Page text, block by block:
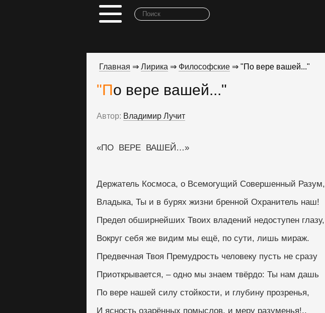
Главная ⇒ Лирика ⇒ Философские ⇒ "По вере вашей..."
"По вере вашей..."
Автор: Владимир Лучит
«ПО  ВЕРЕ  ВАШЕЙ…»
Держатель Космоса, о Всемогущий Совершенный Разум,
Владыка, Ты и в бурях жизни бренной Охранитель наш!
Предел обширнейших Твоих владений недоступен глазу,
Вокруг себя же видим мы ещё, по сути, лишь мираж.
Предвечная Твоя Премудрость человеку пусть не сразу
Приоткрывается, – одно мы знаем твёрдо: Ты нам дашь
По вере нашей силу стойкости, и глубину прозренья,
И ясность озарённых помыслов, и меру разуменья!..